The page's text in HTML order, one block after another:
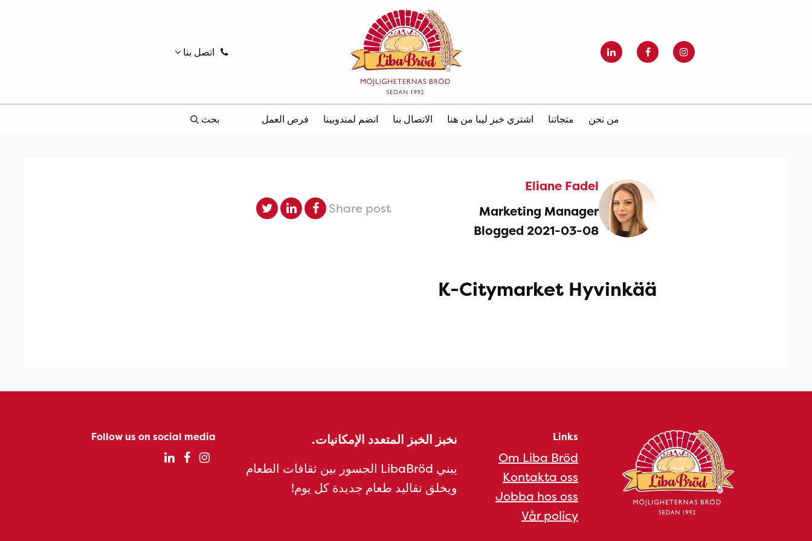
اتصل بنا
من نحن متجاتنا اشتري خبز ليبا من هنا الاتصال بنا انضم لمندوبينا فرص العمل بحث
Eliane Fadel
Marketing Manager
Blogged 2021-03-08
Share post
K-Citymarket Hyvinkää
Links
Om Liba Bröd
Kontakta oss
Jobba hos oss
Vår policy
نخبز الخبز المتعدد الإمكانيات.
يبني LibaBröd الجسور بين ثقافات الطعام
ويخلق تقاليد طعام جديدة كل يوم!
Follow us on social media